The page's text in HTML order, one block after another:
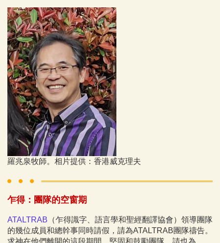
羅兆泉牧師。相片提供：香港威克理夫
乍得：團隊的空窗期
ATALTRAB （乍得識字、語言學和聖經翻譯協會）領導團隊
的幾位成員和總幹事同時請假，請為ATALTRAB團隊禱告。